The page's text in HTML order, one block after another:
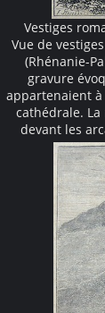
Vestiges
Vue de
(Rhénanie-
gravure
appartenaient
cathédrale.
devant les